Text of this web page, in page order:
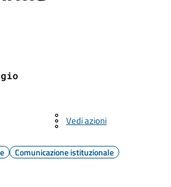
Vedi azioni
Comunicazione istituzionale